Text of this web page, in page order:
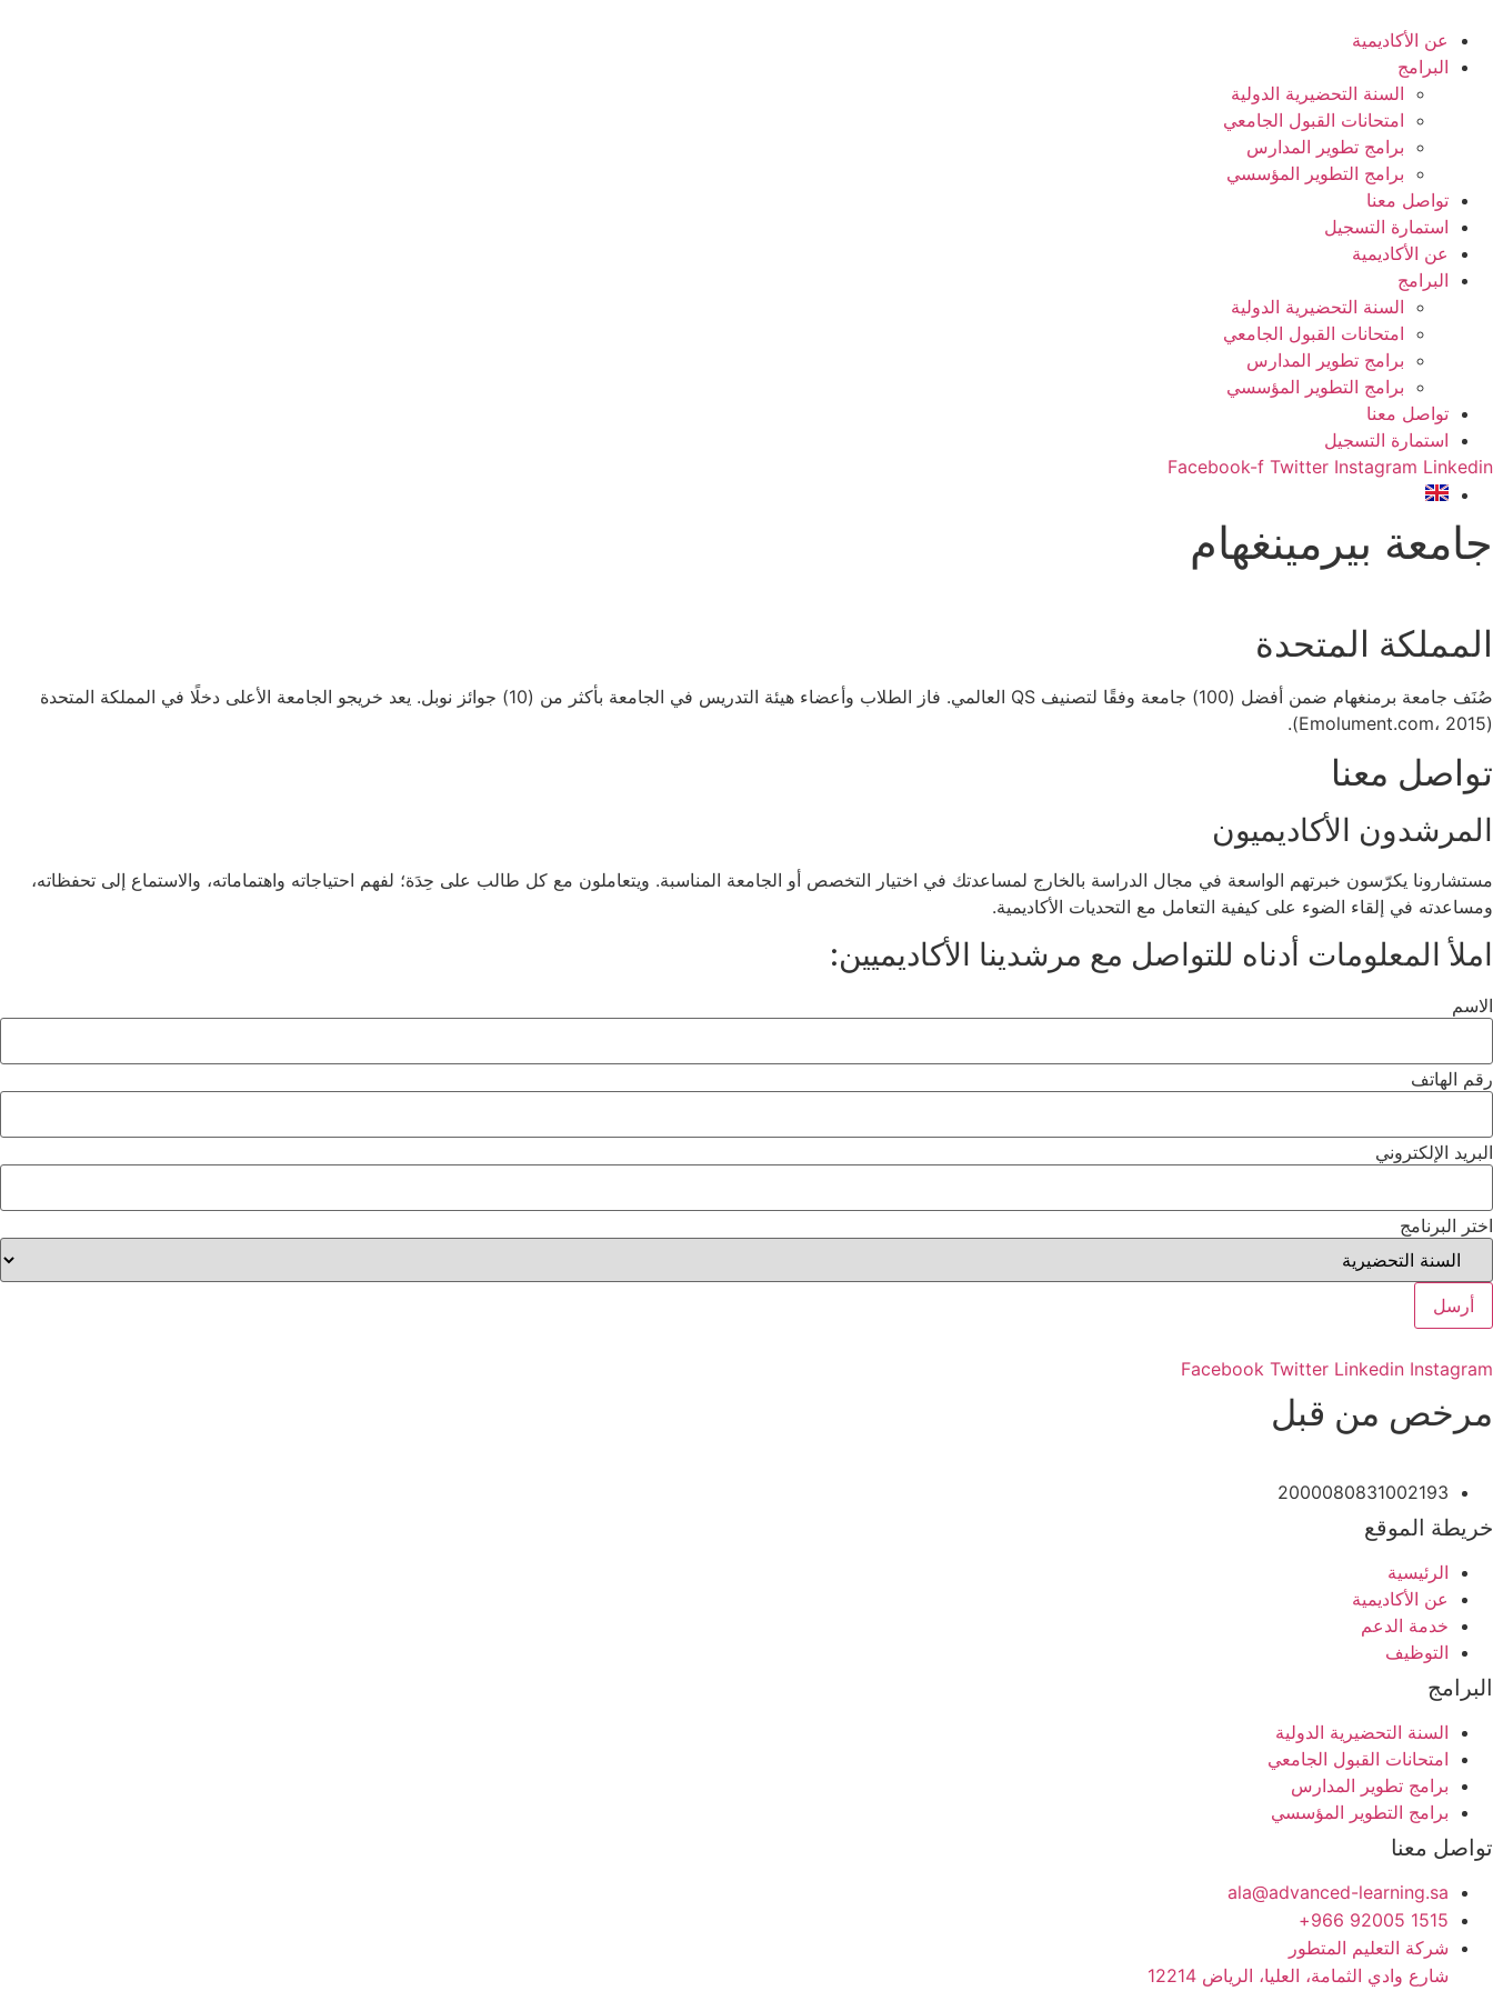
content
عن الأكاديمية
البرامج
السنة التحضيرية الدولية
امتحانات القبول الجامعي
برامج تطوير المدارس
برامج التطوير المؤسسي
تواصل معنا
استمارة التسجيل
عن الأكاديمية
البرامج
السنة التحضيرية الدولية
امتحانات القبول الجامعي
برامج تطوير المدارس
برامج التطوير المؤسسي
تواصل معنا
استمارة التسجيل
Facebook-f Twitter Instagram Linkedin
جامعة بيرمينغهام
المملكة المتحدة
صُنَف جامعة برمنغهام ضمن أفضل (100) جامعة وفقًا لتصنيف QS العالمي. فاز الطلاب وأعضاء هيئة التدريس في الجامعة بأكثر من (10) جوائز نوبل. يعد خريجو الجامعة الأعلى دخلًا في المملكة المتحدة
(Emolument.com، 2015).
تواصل معنا
المرشدون الأكاديميون
مستشارونا يكرّسون خبرتهم الواسعة في مجال الدراسة بالخارج لمساعدتك في اختيار التخصص أو الجامعة المناسبة. ويتعاملون مع كل طالب على حِدَة؛ لفهم احتياجاته واهتماماته، والاستماع إلى تحفظاته،
ومساعدته في إلقاء الضوء على كيفية التعامل مع التحديات الأكاديمية.
املأ المعلومات أدناه للتواصل مع مرشدينا الأكاديميين:
الاسم
رقم الهاتف
البريد الإلكتروني
اختر البرنامج
أرسل
Facebook Twitter Linkedin Instagram
مرخص من قبل
2000080831002193
خريطة الموقع
الرئيسية
عن الأكاديمية
خدمة الدعم
التوظيف
البرامج
السنة التحضيرية الدولية
امتحانات القبول الجامعي
برامج تطوير المدارس
برامج التطوير المؤسسي
تواصل معنا
ala@advanced-learning.sa
1515 92005 966+
شركة التعليم المتطور
شارع وادي الثمامة، العليا، الرياض 12214